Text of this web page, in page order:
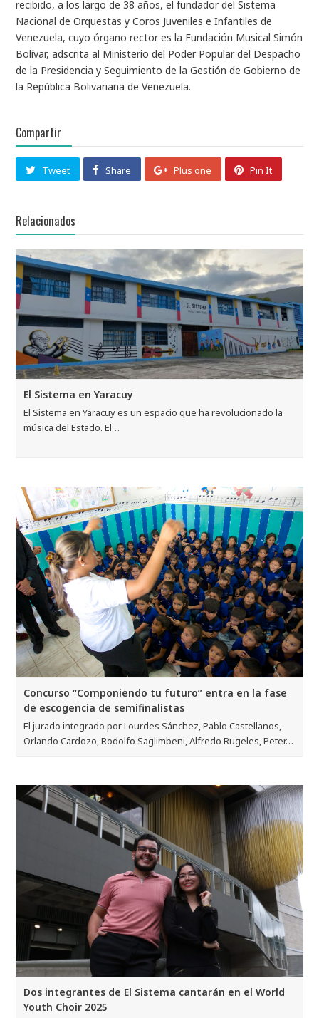
recibido, a los largo de 38 años, el fundador del Sistema
Nacional de Orquestas y Coros Juveniles e Infantiles de
Venezuela, cuyo órgano rector es la Fundación Musical Simón
Bolívar, adscrita al Ministerio del Poder Popular del Despacho
de la Presidencia y Seguimiento de la Gestión de Gobierno de
la República Bolivariana de Venezuela.
Compartir
Tweet Share Plus one Pin It
Relacionados
El Sistema en Yaracuy
El Sistema en Yaracuy es un espacio que ha revolucionado la
música del Estado. El…
Concurso “Componiendo tu futuro” entra en la fase
de escogencia de semifinalistas
El jurado integrado por Lourdes Sánchez, Pablo Castellanos,
Orlando Cardozo, Rodolfo Saglimbeni, Alfredo Rugeles, Peter…
Dos integrantes de El Sistema cantarán en el World
Youth Choir 2025